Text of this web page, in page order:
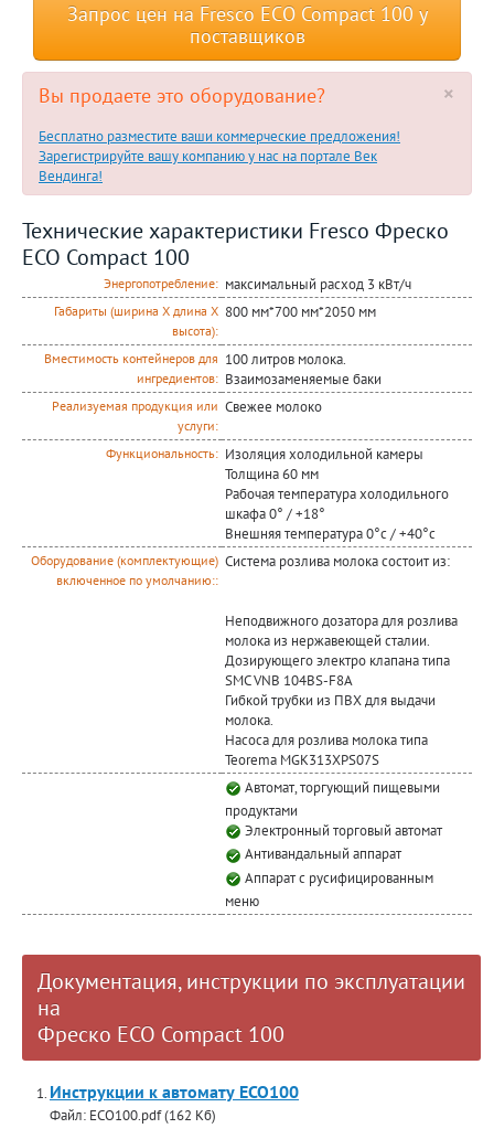
Запрос цен на Fresco ECO Compact 100 у
поставщиков
×
Вы продаете это оборудование?
Бесплатно разместите ваши коммерческие предложения!
Зарегистрируйте вашу компанию у нас на портале Век
Вендинга!
Технические характеристики Fresco Фреско
ECO Compact 100
Энергопотребление: максимальный расход 3 кВт/ч
Габариты (ширина Х длина Х
высота):
800 мм*700 мм*2050 мм
Вместимость контейнеров для
ингредиентов:
100 литров молока.
Взаимозаменяемые баки
Реализуемая продукция или
услуги:
Свежее молоко
Функциональность: Изоляция холодильной камеры
Толщина 60 мм
Рабочая температура холодильного
шкафа 0° / +18°
Внешняя температура 0°c / +40°c
Оборудование (комплектующие)
включенное по умолчанию::
Система розлива молока состоит из:
Неподвижного дозатора для розлива
молока из нержавеющей сталии.
Дозирующего электро клапана типа
SMC VNB 104BS-F8A
Гибкой трубки из ПВХ для выдачи
молока.
Насоса для розлива молока типа
Teorema MGK313XPS07S
Автомат, торгующий пищевыми
продуктами
Электронный торговый автомат
Антивандальный аппарат
Аппарат с русифицированным
меню
Документация, инструкции по эксплуатации
на
Фреско ECO Compact 100
Инструкции к автомату ECO100
Файл: ECO100.pdf (162 Кб)